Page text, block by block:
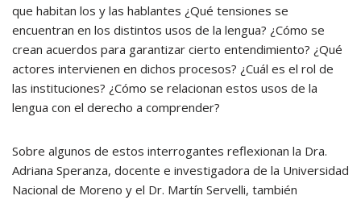
que habitan los y las hablantes ¿Qué tensiones se
encuentran en los distintos usos de la lengua? ¿Cómo se
crean acuerdos para garantizar cierto entendimiento? ¿Qué
actores intervienen en dichos procesos? ¿Cuál es el rol de
las instituciones? ¿Cómo se relacionan estos usos de la
lengua con el derecho a comprender?
Sobre algunos de estos interrogantes reflexionan la Dra.
Adriana Speranza, docente e investigadora de la Universidad
Nacional de Moreno y el Dr. Martín Servelli, también